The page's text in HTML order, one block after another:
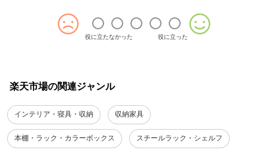
役に立たなかった 役に立った
楽天市場の関連ジャンル
インテリア・寝具・収納 収納家具
本棚・ラック・カラーボックス スチールラック・シェルフ